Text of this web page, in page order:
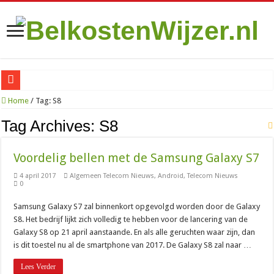
Zo vind je de goedkoopste Sim Only met onbeperkt internet in 2026
Is het de moeite waard om te betalen voor een VPN op je iPhone?
010: alles over het bekende netnummer en de stad Rotterdam
085 nummer: wat is het en waar komt het vandaan?
088 nummer kosten: wat betaal je als beller en als bedrijf?
085 888 nummer: wat is het en wat moet je ermee?
Home / Tag:S8
Tag Archives: S8
Voordelig bellen met de Samsung Galaxy S7
4 april 2017 Algemeen Telecom Nieuws,Android,Telecom Nieuws
0
Samsung Galaxy S7 zal binnenkort opgevolgd worden door de Galaxy
S8. Het bedrijf lijkt zich volledig te hebben voor de lancering van de
Galaxy S8 op 21 april aanstaande. En als alle geruchten waar zijn, dan
is dit toestel nu al de smartphone van 2017. De Galaxy S8 zal naar …
Lees Verder